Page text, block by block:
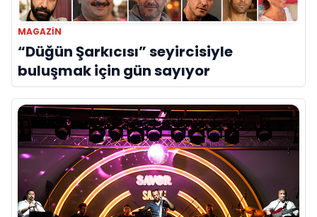
MAGAZIN
“Düğün Şarkıcısı” seyircisiyle
buluşmak için gün sayıyor